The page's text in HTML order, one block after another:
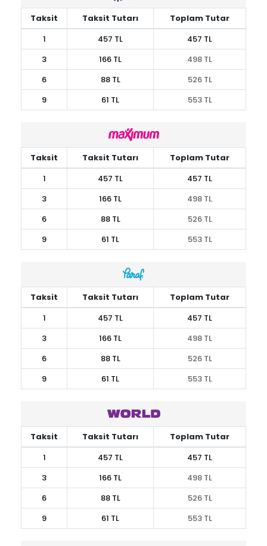
Taksit Taksit Tutarı
Toplam Tutar
1
457 TL
457 TL
3
166 TL
498 TL
6
88 TL
526 TL
9
61 TL 553 TL
Taksit Taksit Tutarı
Toplam Tutar
1
457 TL
457 TL
3
166 TL
498 TL
6
88 TL
526 TL
9
61 TL 553 TL
Taksit Taksit Tutarı
Toplam Tutar
1
457 TL
457 TL
3
166 TL
498 TL
6
88 TL
526 TL
9
61 TL 553 TL
Taksit Taksit Tutarı
Toplam Tutar
1
457 TL
457 TL
3
166 TL
498 TL
6
88 TL
526 TL
9
61 TL 553 TL